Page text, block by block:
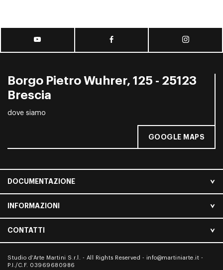
Borgo Pietro Wuhrer, 125 - 25123
Brescia
dove siamo
GOOGLE MAPS
DOCUMENTAZIONE
INFORMAZIONI
CONTATTI
Studio d’Arte Martini S.r.l. - All Rights Reserved - info@martiniarte.it -
P.I./C.F. 03969680986